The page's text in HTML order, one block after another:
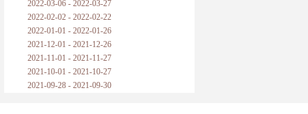
2022-03-06 - 2022-03-27
2022-02-02 - 2022-02-22
2022-01-01 - 2022-01-26
2021-12-01 - 2021-12-26
2021-11-01 - 2021-11-27
2021-10-01 - 2021-10-27
2021-09-28 - 2021-09-30